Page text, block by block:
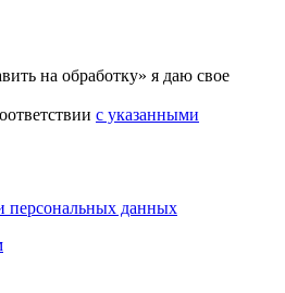
на обработку» я даю свое
с указанными
персональных данных